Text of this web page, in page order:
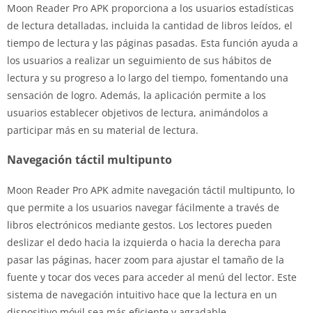
Moon Reader Pro APK proporciona a los usuarios estadísticas
de lectura detalladas, incluida la cantidad de libros leídos, el
tiempo de lectura y las páginas pasadas. Esta función ayuda a
los usuarios a realizar un seguimiento de sus hábitos de
lectura y su progreso a lo largo del tiempo, fomentando una
sensación de logro. Además, la aplicación permite a los
usuarios establecer objetivos de lectura, animándolos a
participar más en su material de lectura.
Navegación táctil multipunto
Moon Reader Pro APK admite navegación táctil multipunto, lo
que permite a los usuarios navegar fácilmente a través de
libros electrónicos mediante gestos. Los lectores pueden
deslizar el dedo hacia la izquierda o hacia la derecha para
pasar las páginas, hacer zoom para ajustar el tamaño de la
fuente y tocar dos veces para acceder al menú del lector. Este
sistema de navegación intuitivo hace que la lectura en un